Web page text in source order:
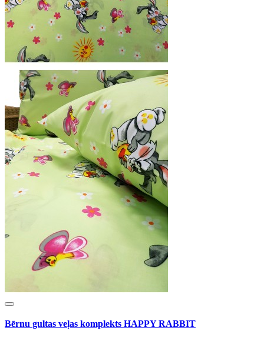
Bērnu gultas veļas komplekts HAPPY RABBIT